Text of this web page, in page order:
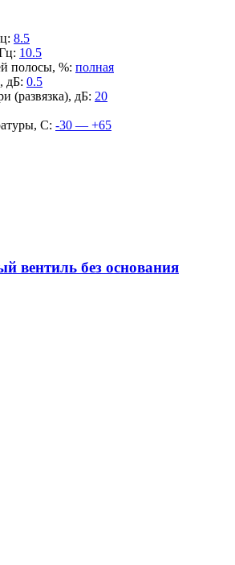
: 8.5
: 10.5
полосы, %: полная
дБ: 0.5
(развязка), дБ: 20
С: -30 — +65
вентиль без основания